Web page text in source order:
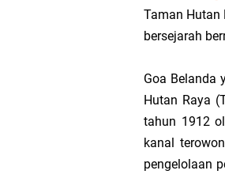
Taman Hutan
bersejarah
Goa Belanda
Hutan Raya
tahun 1912
kanal
pengelolaan